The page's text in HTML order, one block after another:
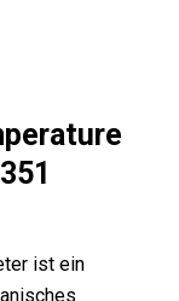
ist ein